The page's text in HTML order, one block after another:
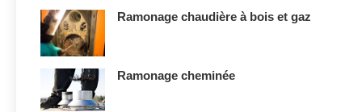
Ramonage chaudière à bois et gaz
Ramonage cheminée